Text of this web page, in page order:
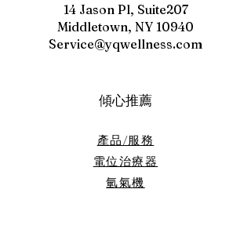
14 Jason Pl, Suite207
Middletown, NY 10940
Service@yqwellness.com
傾心推薦
產品/服務
電位治療器
​氫氣機